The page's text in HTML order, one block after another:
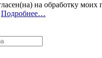
на обработку моих
Подробнее…